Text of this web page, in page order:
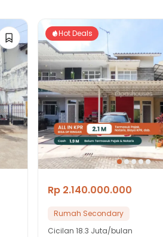
Hot Deals
Rp 2.140.000.000
Rumah Secondary
Cicilan 18.3 Juta/bulan